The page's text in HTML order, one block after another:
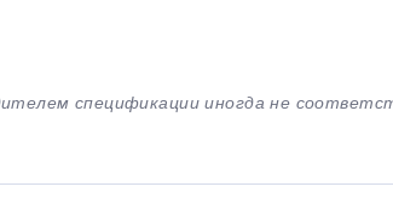
спецификации иногда не